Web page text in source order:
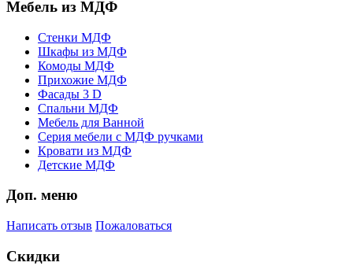
Мебель из МДФ
Стенки МДФ
Шкафы из МДФ
Комоды МДФ
Прихожие МДФ
Фасады 3 D
Спальни МДФ
Мебель для Ванной
Серия мебели с МДФ ручками
Кровати из МДФ
Детские МДФ
Доп. меню
Написать отзыв Пожаловаться
Скидки